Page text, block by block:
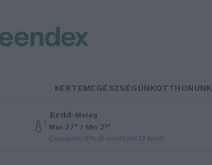
KERTEMEGÉSZSÉGÜNKOTTHONUNK
Kedd–Meleg
Max 37° / Min 21°
Csapadék: 0% (0 mm)Szél: 13 km/h